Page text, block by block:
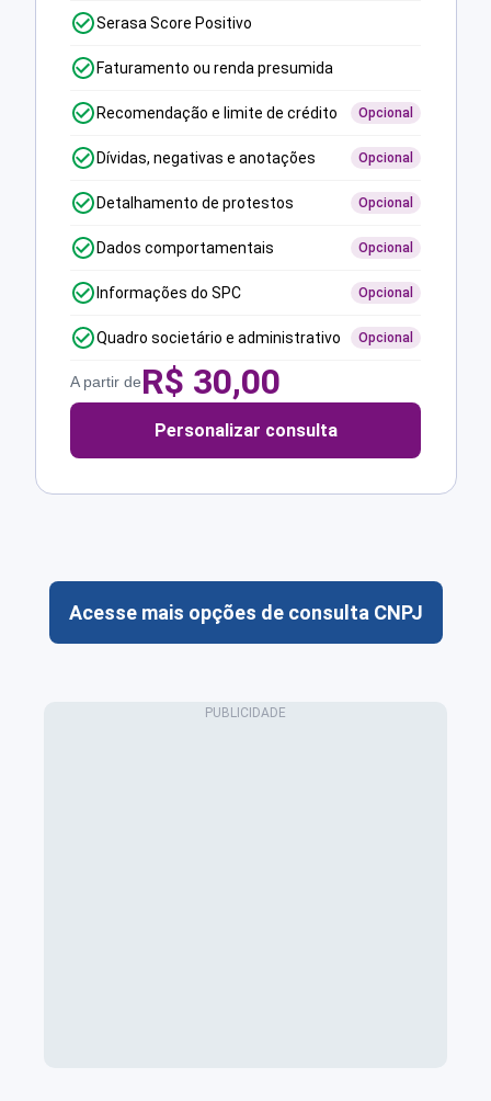
Serasa Score Positivo
Faturamento ou renda presumida
Recomendação e limite de crédito Opcional
Dívidas, negativas e anotações Opcional
Detalhamento de protestos Opcional
Dados comportamentais Opcional
Informações do SPC Opcional
Quadro societário e administrativo Opcional
A partir deR$ 30,00
Personalizar consulta
Acesse mais opções de consulta CNPJ